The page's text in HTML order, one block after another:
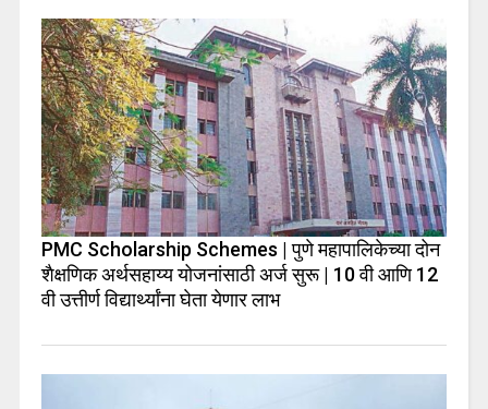
PMC Scholarship Schemes | पुणे महापालिकेच्या दोन
शैक्षणिक अर्थसहाय्य योजनांसाठी अर्ज सुरू | 10 वी आणि 12
वी उत्तीर्ण विद्यार्थ्यांना घेता येणार लाभ